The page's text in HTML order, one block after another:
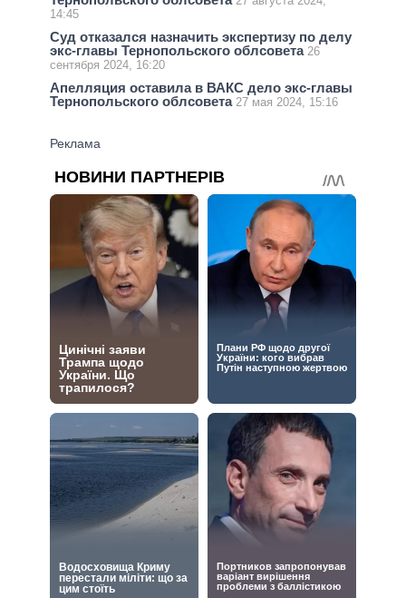
14:45
Суд отказался назначить экспертизу по делу
экс-главы Тернопольского облсовета 26
сентября 2024, 16:20
Апелляция оставила в ВАКС дело экс-главы
Тернопольского облсовета 27 мая 2024, 15:16